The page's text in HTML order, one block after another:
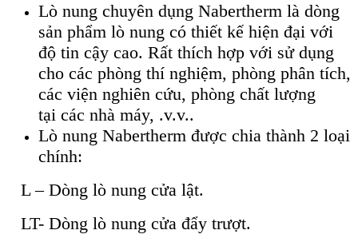
Lò nung chuyên dụng Nabertherm là dòng
sản phẩm lò nung có thiết kế hiện đại với
độ tin cậy cao. Rất thích hợp với sử dụng
cho các phòng thí nghiệm, phòng phân tích,
các viện nghiên cứu, phòng chất lượng
tại các nhà máy, .v.v..
Lò nung Nabertherm được chia thành 2 loại
chính:
L – Dòng lò nung cửa lật.
LT- Dòng lò nung cửa đẩy trượt.